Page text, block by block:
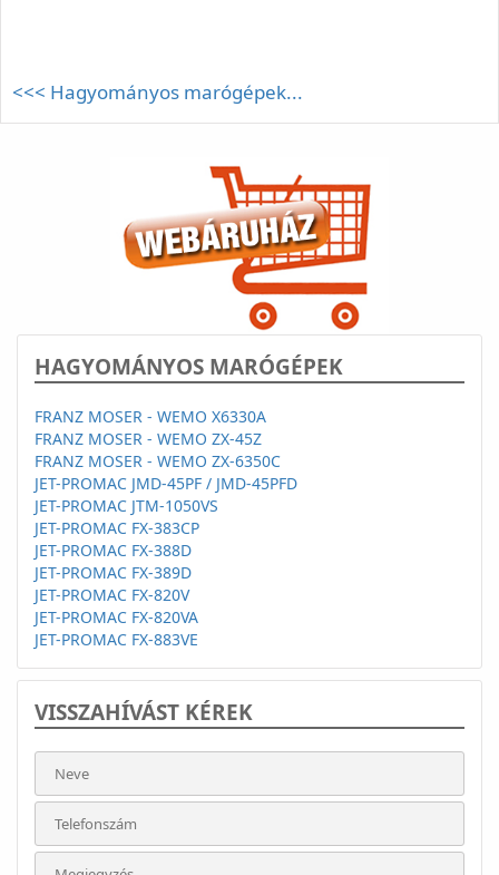
<<< Hagyományos marógépek...
HAGYOMÁNYOS MARÓGÉPEK
FRANZ MOSER - WEMO X6330A
FRANZ MOSER - WEMO ZX-45Z
FRANZ MOSER - WEMO ZX-6350C
JET-PROMAC JMD-45PF / JMD-45PFD
JET-PROMAC JTM-1050VS
JET-PROMAC FX-383CP
JET-PROMAC FX-388D
JET-PROMAC FX-389D
JET-PROMAC FX-820V
JET-PROMAC FX-820VA
JET-PROMAC FX-883VE
VISSZAHÍVÁST KÉREK